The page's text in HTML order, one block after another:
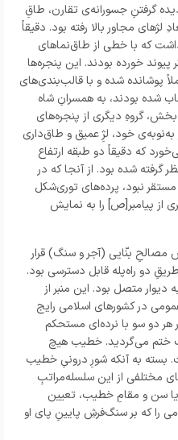
گرفتنِ جسورانه‌ی تقارن، طاقِ
لژهای مجاور بالا رفته بود. دقیقاً
داشت که با خطی از طاق‌نماهای
پیوند خورده بودند. این پنجره‌ها
پوشانده شده و با قالب‌بندی‌های
شده بودند، به همسرانِ شاه
گروهِ دیگری از پنجره‌های
خود، لژِ عمیق و طاق‌داری
که دقیقاً دو طبقه ارتفاع
گرفته شده بود. از آنجا که در
نبود، پرده‌های توری‌شکل
از پیامبر[ص] را به نمایش
مصالحِ بنّایی (آجر و سنگ) قرار
دو راه‌پله قابل دسترسی بود.
دیوار متصل بود. این منبر از
در کشورهای اسلامی رایج
هر دو سو با نرده‌ای مستحکم
می‌گردید. خطیب هیچ
بسته به آنکه شورِ درونیِ خطیب
مختلفی از این سلسله‌مراتبِ
یا سن و مقامِ خطیب، تعیین
را که بر سنگ‌فرشِ پایینِ پای او